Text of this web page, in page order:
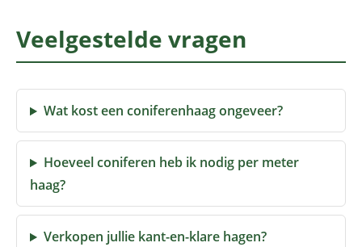
Veelgestelde vragen
Wat kost een coniferenhaag ongeveer?
Hoeveel coniferen heb ik nodig per meter
haag?
Verkopen jullie kant-en-klare hagen?